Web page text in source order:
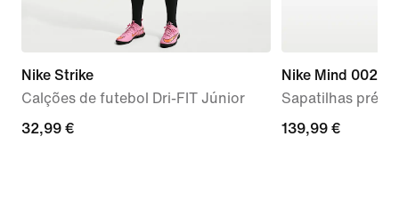
Nike Strike
Calções de futebol Dri-FIT Júnior
32,99
32,99 €
Nike Mind 002
Sapatilhas pré-
139,99
139,99 €